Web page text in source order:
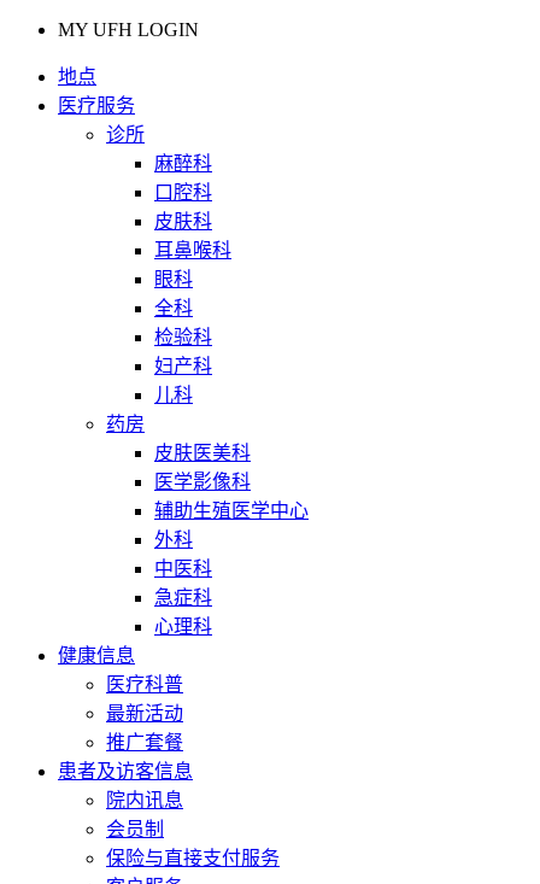
MY UFH LOGIN
地点
医疗服务
诊所
麻醉科
口腔科
皮肤科
耳鼻喉科
眼科
全科
检验科
妇产科
儿科
药房
皮肤医美科
医学影像科
辅助生殖医学中心
外科
中医科
急症科
心理科
健康信息
医疗科普
最新活动
推广套餐
患者及访客信息
院内讯息
会员制
保险与直接支付服务